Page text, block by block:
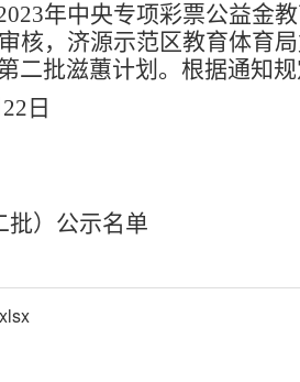
年中央专项彩票公益金
核，济源示范区教育体育
二批滋蕙计划 。 根据通知规
日
批） 公示名单